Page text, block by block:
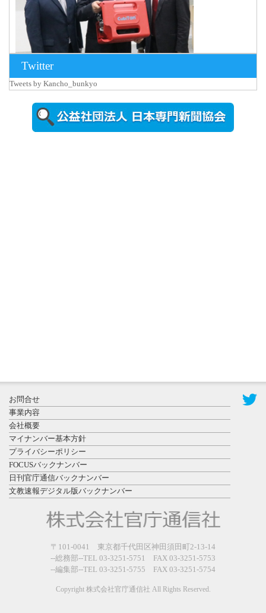
2026年8月5日
更新
農工大で大
登録有形文
化財となっ
た東北大植
物園八...
日更新
県警等と大
規模災害時
締結し...
Twitter
Tweets by Kancho_bunkyo
お問合せ
事業内容
会社概要
マイナンバー基本方針
プライバシーポリシー
FOCUSバックナンバー
日刊官庁通信バックナンバー
文教速報デジタル版バックナンバー
〒101-0041 東京都千代田区神田須田町2-13-14
--総務部--TEL 03-3251-5751 FAX 03-3251-5753
--編集部--TEL 03-3251-5755 FAX 03-3251-5754
Copyright 株式会社官庁通信社 All Rights Reserved.